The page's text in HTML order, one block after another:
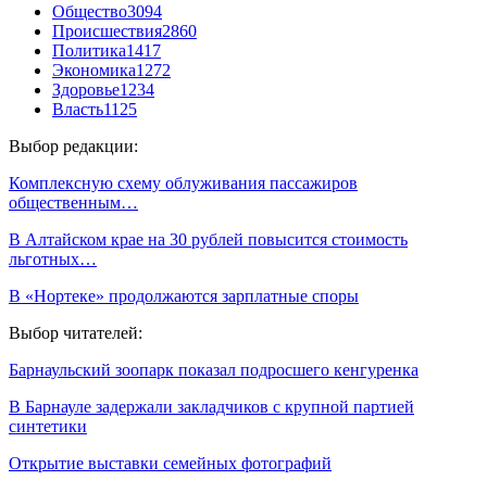
Общество3094
Происшествия2860
Политика1417
Экономика1272
Здоровье1234
Власть1125
Выбор редакции:
Комплексную схему облуживания пассажиров
общественным…
В Алтайском крае на 30 рублей повысится стоимость
льготных…
В «Нортеке» продолжаются зарплатные споры
Выбор читателей:
Барнаульский зоопарк показал подросшего кенгуренка
В Барнауле задержали закладчиков с крупной партией
синтетики
Открытие выставки семейных фотографий